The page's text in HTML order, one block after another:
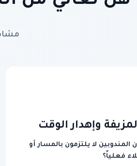
وإهدار الوقت
لا يلتزمون بالمسار أو
فعلياً؟